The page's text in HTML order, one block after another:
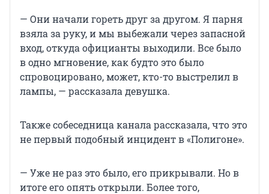
— Они начали гореть друг за другом. Я парня
взяла за руку, и мы выбежали через запасной
вход, откуда официанты выходили. Все было
в одно мгновение, как будто это было
спровоцировано, может, кто-то выстрелил в
лампы, — рассказала девушка.
Также собеседница канала рассказала, что это
не первый подобный инцидент в «Полигоне».
— Уже не раз это было, его прикрывали. Но в
итоге его опять открыли. Более того,